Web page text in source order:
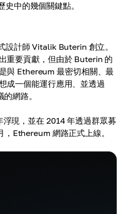
中的幾個關鍵點。
設計師 Vitalik Buterin 創立。
重要貢獻，但由於 Buterin 的
與 Ethereum 最密切相關、最
成一個能運行應用、並透過
網路。
現，並在 2014 年透過群眾募
Ethereum 網路正式上線。